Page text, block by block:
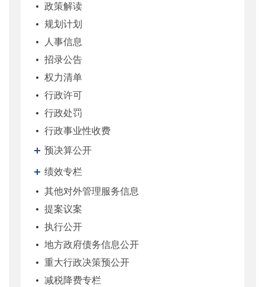
政策解读
规划计划
人事信息
招录公告
权力清单
行政许可
行政处罚
行政事业性收费
预决算公开
绩效专栏
其他对外管理服务信息
提案议案
执行公开
地方政府债务信息公开
重大行政决策预公开
减税降费专栏